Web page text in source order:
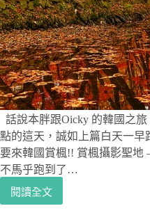
大
韓
國
賞
楓
勝
地
內
藏
山
+禪
雲
寺
(2017.10.2
話說本胖跟Oicky 的韓國之
點的這天，誠如上篇白天一早
要來韓國賞楓!! 賞楓攝影聖地
不馬乎跑到了…
閱讀全文
[韓